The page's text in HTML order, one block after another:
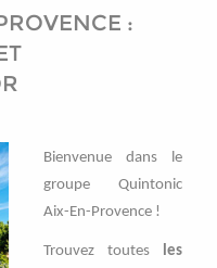
:
Bienvenue dans le
groupe Quintonic
Aix-En-Provence !
Trouvez toutes
les